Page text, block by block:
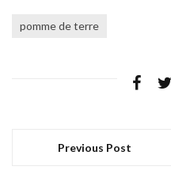
pomme de terre
Previous Post